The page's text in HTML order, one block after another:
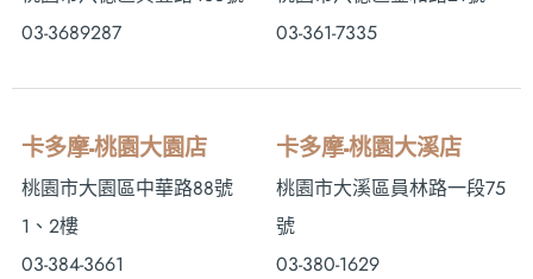
03-3689287
03-361-7335
卡多摩-桃園大園店
桃園市大園區中華路88號
1、2樓
03-384-3661
卡多摩-桃園大溪店
桃園市大溪區員林路一段75
號
03-380-1629